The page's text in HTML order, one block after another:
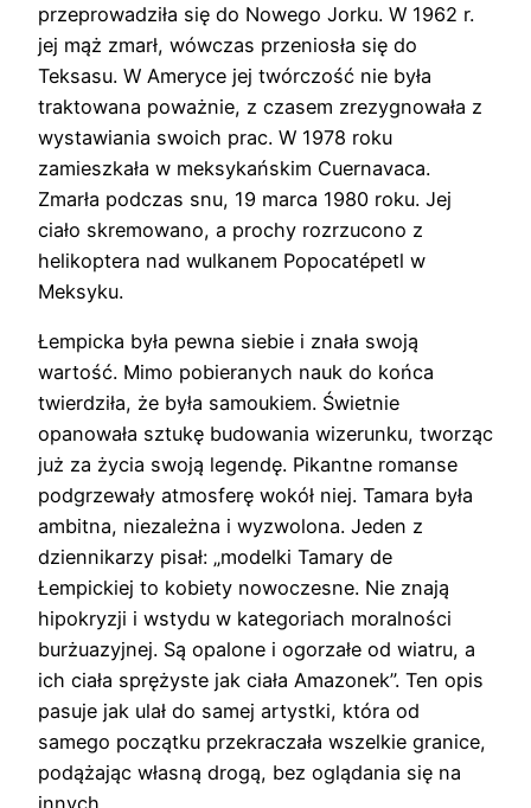
przeprowadziła się do Nowego Jorku. W 1962 r.
jej mąż zmarł, wówczas przeniosła się do
Teksasu. W Ameryce jej twórczość nie była
traktowana poważnie, z czasem zrezygnowała z
wystawiania swoich prac. W 1978 roku
zamieszkała w meksykańskim Cuernavaca.
Zmarła podczas snu, 19 marca 1980 roku. Jej
ciało skremowano, a prochy rozrzucono z
helikoptera nad wulkanem Popocatépetl w
Meksyku.
Łempicka była pewna siebie i znała swoją
wartość. Mimo pobieranych nauk do końca
twierdziła, że była samoukiem. Świetnie
opanowała sztukę budowania wizerunku, tworząc
już za życia swoją legendę. Pikantne romanse
podgrzewały atmosferę wokół niej. Tamara była
ambitna, niezależna i wyzwolona. Jeden z
dziennikarzy pisał: „modelki Tamary de
Łempickiej to kobiety nowoczesne. Nie znają
hipokryzji i wstydu w kategoriach moralności
burżuazyjnej. Są opalone i ogorzałe od wiatru, a
ich ciała sprężyste jak ciała Amazonek”. Ten opis
pasuje jak ulał do samej artystki, która od
samego początku przekraczała wszelkie granice,
podążając własną drogą, bez oglądania się na
innych.